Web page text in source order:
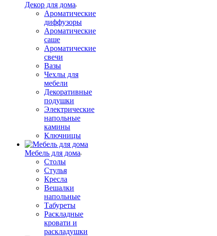
Декор для дома
Ароматические
диффузоры
Ароматические
саше
Ароматические
свечи
Вазы
Чехлы для
мебели
Декоративные
подушки
Электрические
напольные
камины
Ключницы
Мебель для дома
Столы
Стулья
Кресла
Вешалки
напольные
Табуреты
Раскладные
кровати и
раскладушки